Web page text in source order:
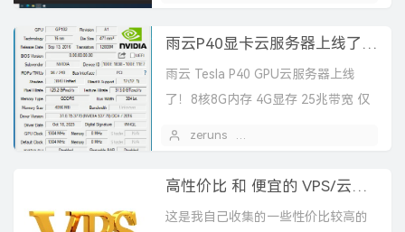
雨云P40显卡云服务器上线了！8核8G内存 4G显存 25兆 仅需168元/月！
雨云 Tesla P40 GPU云服务器上线
了！8核8G内存 4G显存 25兆带宽 仅
zeruns
高性价比 和 便宜的 VPS/云服务器 推荐 2026/1/12更新
这是我自己收集的一些性价比较高的